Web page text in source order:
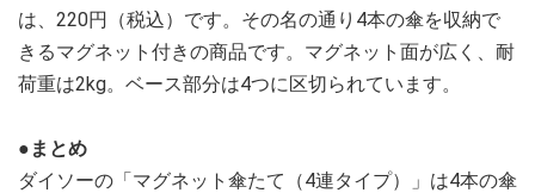
は、220円（税込）です。その名の通り4本の傘を収納で
きるマグネット付きの商品です。マグネット面が広く、耐
荷重は2kg。ベース部分は4つに区切られています。
●まとめ
ダイソーの「マグネット傘たて（4連タイプ）」は4本の傘